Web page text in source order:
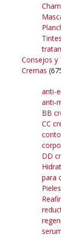
Tintes
Consejos y
Cremas
anti-
anti-
BB
CC
DD
para